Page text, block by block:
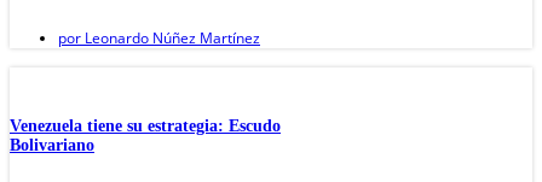
por Leonardo Núñez Martínez
Venezuela tiene su estrategia: Escudo
Bolivariano